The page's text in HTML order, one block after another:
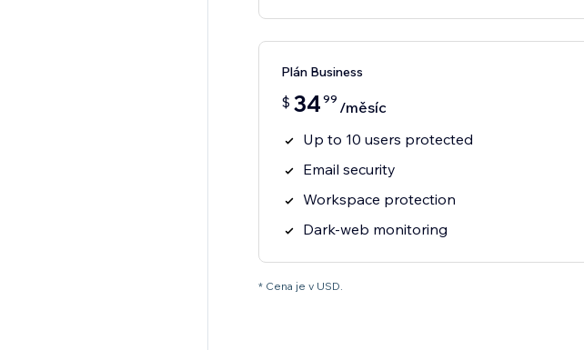
Plán Business
$ 34 99 /měsíc
Up to 10 users protected
Email security
Workspace protection
Dark-web monitoring
* Cena je v USD.